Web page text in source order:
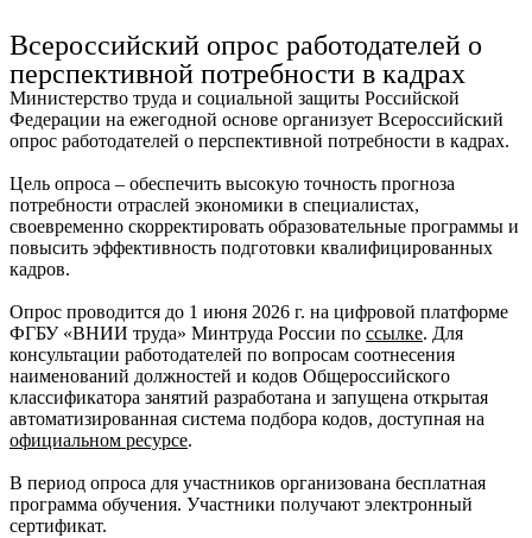
Всероссийский опрос работодателей о
перспективной потребности в кадрах
Министерство труда и социальной защиты Российской
Федерации на ежегодной основе организует Всероссийский
опрос работодателей о перспективной потребности в кадрах.
Цель опроса – обеспечить высокую точность прогноза
потребности отраслей экономики в специалистах,
своевременно скорректировать образовательные программы и
повысить эффективность подготовки квалифицированных
кадров.
Опрос проводится до 1 июня 2026 г. на цифровой платформе
ФГБУ «ВНИИ труда» Минтруда России по ссылке. Для
консультации работодателей по вопросам соотнесения
наименований должностей и кодов Общероссийского
классификатора занятий разработана и запущена открытая
автоматизированная система подбора кодов, доступная на
официальном ресурсе.
В период опроса для участников организована бесплатная
программа обучения. Участники получают электронный
сертификат.